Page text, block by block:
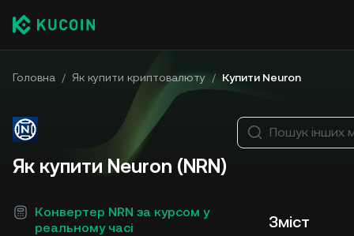
Головна / Як купити криптовалюту / Купити Neuron
Як купити Neuron (NRN)
Конвертер NRN за курсом у
реальному часі
Пошук інших
Зміст